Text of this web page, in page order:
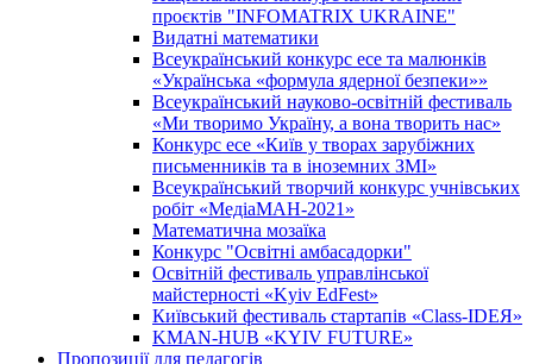
проєктів "INFOMATRIX UKRAINE"
Видатні математики
Всеукраїнський конкурс есе та малюнків
«Українська «формула ядерної безпеки»»
Всеукраїнський науково-освітній фестиваль
«Ми творимо Україну, а вона творить нас»
Конкурс есе «Київ у творах зарубіжних
письменників та в іноземних ЗМІ»
Всеукраїнський творчий конкурс учнівських
робіт «МедіаМАН-2021»
Математична мозаїка
Конкурс "Освітні амбасадорки"
Освітній фестиваль управлінської
майстерності «Kyiv EdFest»
Київський фестиваль стартапів «Class-IDEЯ»
KMAN-HUB «KYIV FUTURE»
Пропозиції для педагогів